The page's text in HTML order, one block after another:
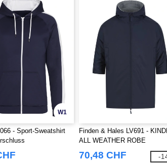
W1
- Sport-Sweatshirt
Finden & Hales LV691 -
ALL WEATHER ROBE
70,48 CHF -